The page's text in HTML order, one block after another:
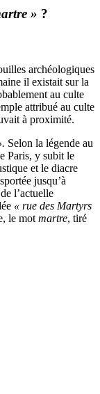
» ?
archéologiques
il existait sur la
au culte
attribué au culte
à proximité.
Selon la légende au
Paris, y subit le
et le diacre
jusqu’à
l’actuelle
« rue des Martyrs
le mot martre, tiré